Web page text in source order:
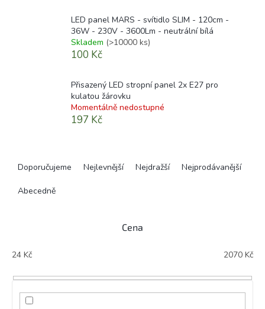
LED panel MARS - svítidlo SLIM - 120cm -
36W - 230V - 3600Lm - neutrální bílá
Skladem (>10000 ks)
100 Kč
Přisazený LED stropní panel 2x E27 pro
kulatou žárovku
Momentálně nedostupné
197 Kč
o
u
Doporučujeme Nejlevnější Nejdražší Nejprodávanější
Abecedně
Cena
24 Kč 2070 Kč